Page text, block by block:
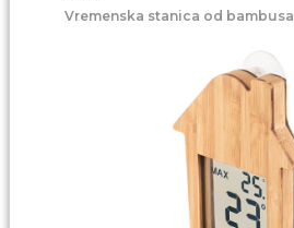
Vremenska stanica od bambusa